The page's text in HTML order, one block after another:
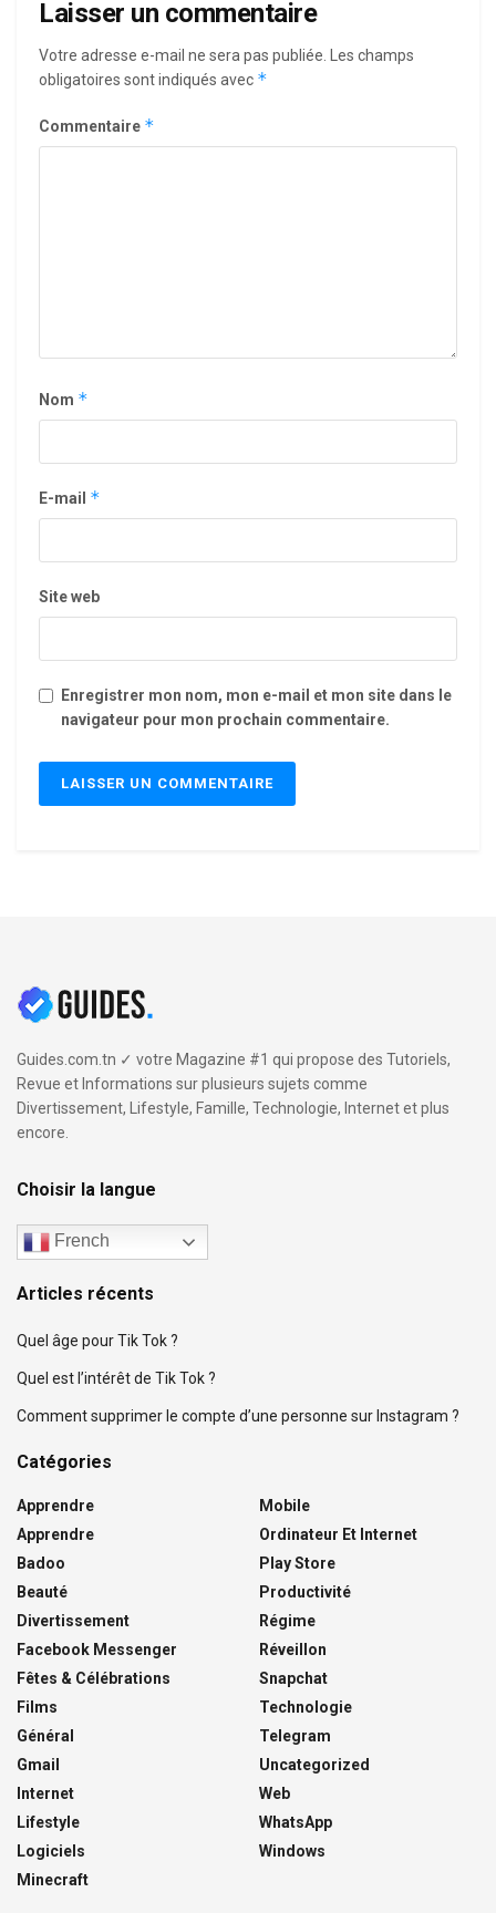
Laisser un commentaire
Votre adresse e-mail ne sera pas publiée.
Les champs
obligatoires sont indiqués avec *
Commentaire *
Nom *
E-mail *
Site web
Enregistrer mon nom, mon e-mail et mon site dans le
navigateur pour mon prochain commentaire.
Guides.com.tn ✓ votre Magazine #1 qui propose des Tutoriels,
Revue et Informations sur plusieurs sujets comme
Divertissement, Lifestyle, Famille, Technologie, Internet et plus
encore.
Choisir la langue
French
Articles récents
Quel âge pour Tik Tok ?
Quel est l’intérêt de Tik Tok ?
Comment supprimer le compte d’une personne sur Instagram ?
Catégories
Apprendre
Apprendre
Badoo
Beauté
Divertissement
Facebook Messenger
Fêtes & Célébrations
Films
Général
Gmail
Internet
Lifestyle
Logiciels
Minecraft
Mobile
Ordinateur Et Internet
Play Store
Productivité
Régime
Réveillon
Snapchat
Technologie
Telegram
Uncategorized
Web
WhatsApp
Windows